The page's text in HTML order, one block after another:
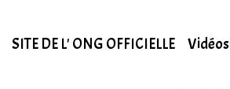
SITE DE L' ONG OFFICIELLE Vidéos